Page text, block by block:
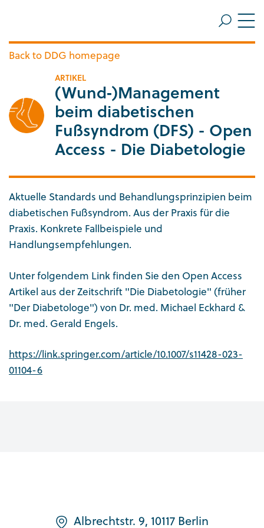
ARTIKEL
(Wund‑)Management
beim diabetischen
Fußsyndrom (DFS) - Open
Access - Die Diabetologie
Back to DDG homepage
Aktuelle Standards und Behandlungsprinzipien beim
diabetischen Fußsyndrom. Aus der Praxis für die
Praxis. Konkrete Fallbeispiele und
Handlungsempfehlungen.
Unter folgendem Link finden Sie den Open Access
Artikel aus der Zeitschrift "Die Diabetologie" (früher
"Der Diabetologe") von Dr. med. Michael Eckhard &
Dr. med. Gerald Engels.
https://link.springer.com/article/10.1007/s11428-023-
01104-6
Albrechtstr. 9, 10117 Berlin